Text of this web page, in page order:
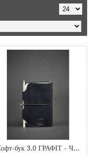
Софт-бук 3.0 ГРАФІТ - ЧОРНИЙ